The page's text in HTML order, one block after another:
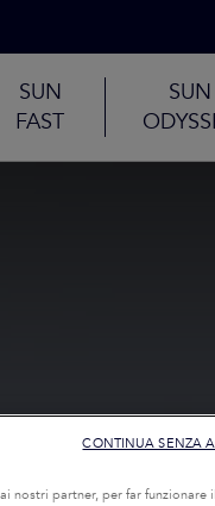
SUN
FAST
SUN
nostri partner, per far funzionare
CONTINUA SENZA